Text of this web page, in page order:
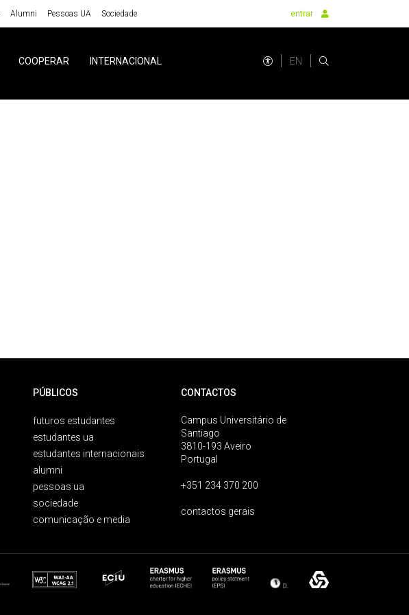
Alumni Pessoas UA Sociedade entrar
COOPERAR INTERNACIONAL EN
PÚBLICOS
futuros estudantes
estudantes ua
estudantes internacionais
alumni
pessoas ua
sociedade
comunicação e media
CONTACTOS
Campus Universitário de
Santiago
3810-193 Aveiro
Portugal
+351 234 370 200
contactos gerais